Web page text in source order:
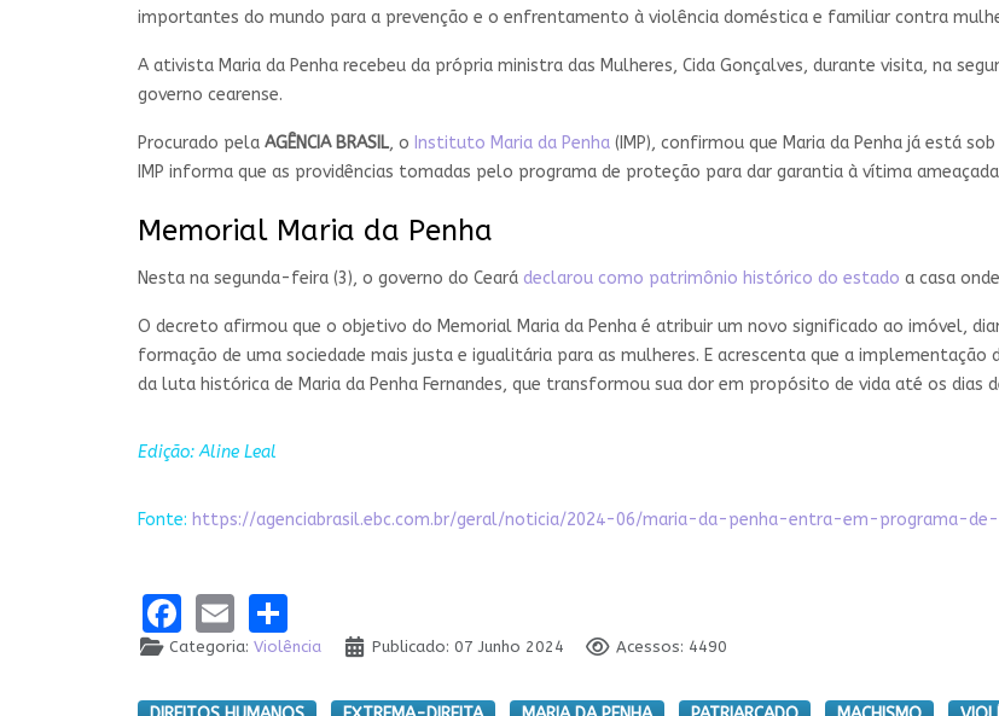
importantes do mundo para a prevenção e o enfrentamento à violência doméstica e familiar contra
A ativista Maria da Penha recebeu da própria ministra das Mulheres, Cida Gonçalves, durante visita, na
governo cearense.
Procurado pela AGÊNCIA BRASIL, o Instituto Maria da Penha (IMP), confirmou que Maria da Penha já está
IMP informa que as providências tomadas pelo programa de proteção para dar garantia à vítima
Memorial Maria da Penha
Nesta na segunda-feira (3), o governo do Ceará declarou como patrimônio histórico do estado a casa
O decreto afirmou que o objetivo do Memorial Maria da Penha é atribuir um novo significado ao imóvel,
formação de uma sociedade mais justa e igualitária para as mulheres. E acrescenta que a implementação
da luta histórica de Maria da Penha Fernandes, que transformou sua dor em propósito de vida até os dias
Edição: Aline Leal
Fonte: https://agenciabrasil.ebc.com.br/geral/noticia/2024-06/maria-da-penha-entra-em-programa-
Facebook
Email
Categoria:Violência Publicado: 07 Junho 2024 Acessos: 4490